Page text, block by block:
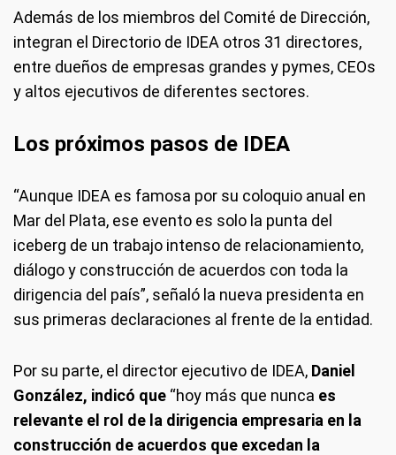
Además de los miembros del Comité de Dirección,
integran el Directorio de IDEA otros 31 directores,
entre dueños de empresas grandes y pymes, CEOs
y altos ejecutivos de diferentes sectores.
Los próximos pasos de IDEA
“Aunque IDEA es famosa por su coloquio anual en
Mar del Plata, ese evento es solo la punta del
iceberg de un trabajo intenso de relacionamiento,
diálogo y construcción de acuerdos con toda la
dirigencia del país”, señaló la nueva presidenta en
sus primeras declaraciones al frente de la entidad.
Por su parte, el director ejecutivo de IDEA, Daniel
González, indicó que “hoy más que nunca es
relevante el rol de la dirigencia empresaria en la
construcción de acuerdos que excedan la